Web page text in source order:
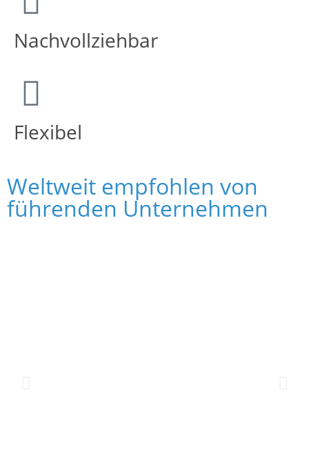
Nachvollziehbar
Flexibel
Weltweit empfohlen von
führenden Unternehmen